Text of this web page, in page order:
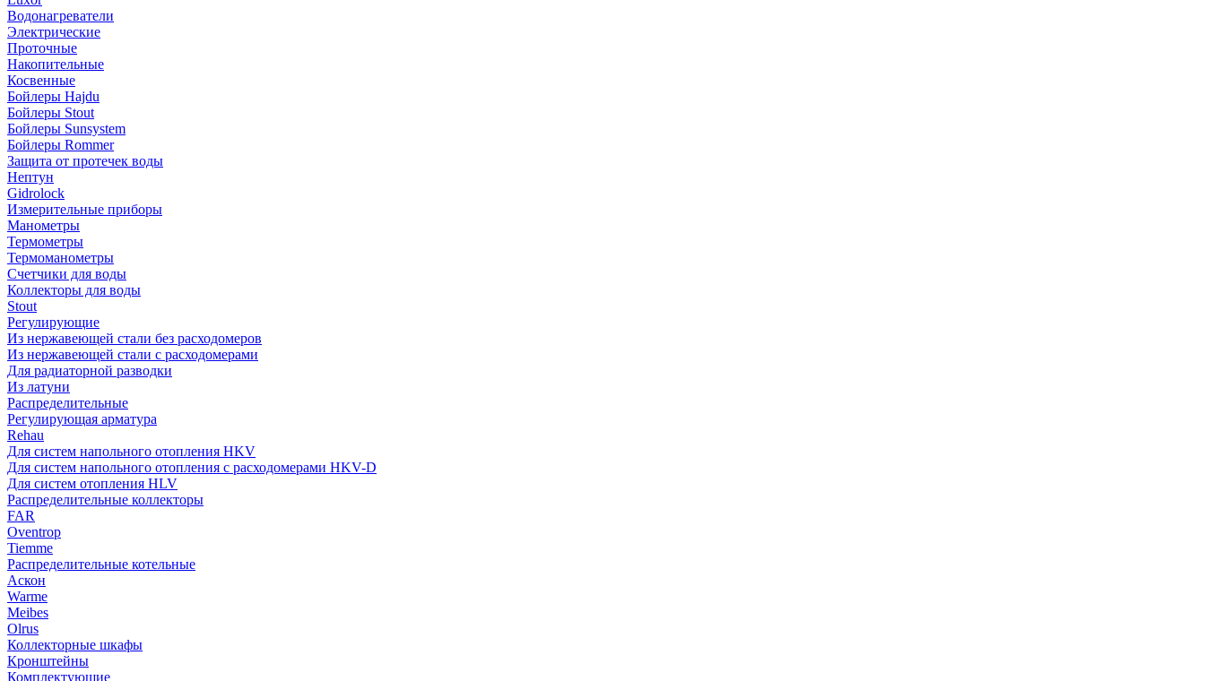
Водонагреватели
Электрические
Проточные
Накопительные
Косвенные
Бойлеры Hajdu
Бойлеры Stout
Бойлеры Sunsystem
Бойлеры Rommer
Защита от протечек воды
Нептун
Gidrolock
Измерительные приборы
Манометры
Термометры
Термоманометры
Счетчики для воды
Коллекторы для воды
Stout
Регулирующие
Из нержавеющей стали без расходомеров
Из нержавеющей стали с расходомерами
Для радиаторной разводки
Из латуни
Распределительные
Регулирующая арматура
Rehau
Для систем напольного отопления HKV
Для систем напольного отопления с расходомерами HKV-D
Для систем отопления HLV
Распределительные коллекторы
FAR
Oventrop
Tiemme
Распределительные котельные
Аскон
Warme
Meibes
Olrus
Коллекторные шкафы
Кронштейны
Комплектующие